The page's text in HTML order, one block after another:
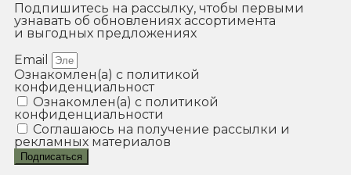
Подпишитесь на рассылку, чтобы первыми
узнавать об обновлениях ассортимента
и выгодных предложениях
Email
Ознакомлен(а) с политикой
конфиденциальност
Ознакомлен(а) с политикой
конфиденциальности
Соглашаюсь на получение рассылки и
рекламных материалов
Подписаться